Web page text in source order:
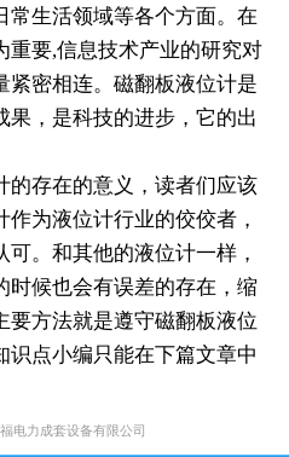
常生活领域等各个方面。在
重要,信息技术产业的研究对
紧密相连。磁翻板液位计是
果，是科技的进步，它的出
存在的意义，读者们应该
为液位计行业的佼佼者，
。和其他的液位计一样，
时候也会有误差的存在，缩
要方法就是遵守磁翻板液位
识点小编只能在下篇文章中
电力成套设备有限公司